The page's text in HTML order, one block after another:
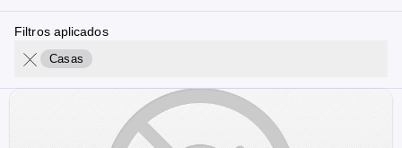
Filtros aplicados
Casas